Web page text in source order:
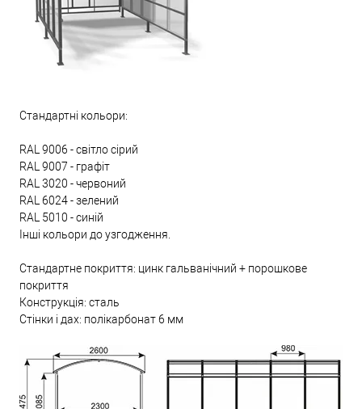
Стандартні кольори:
RAL 9006 - світло сірий
RAL 9007 - графіт
RAL 3020 - червоний
RAL 6024 - зелений
RAL 5010 - синій
Інші кольори до узгодження.
Стандартне покриття: цинк гальванічний + порошкове
покриття
Конструкція: сталь
Стінки і дах: полікарбонат 6 мм